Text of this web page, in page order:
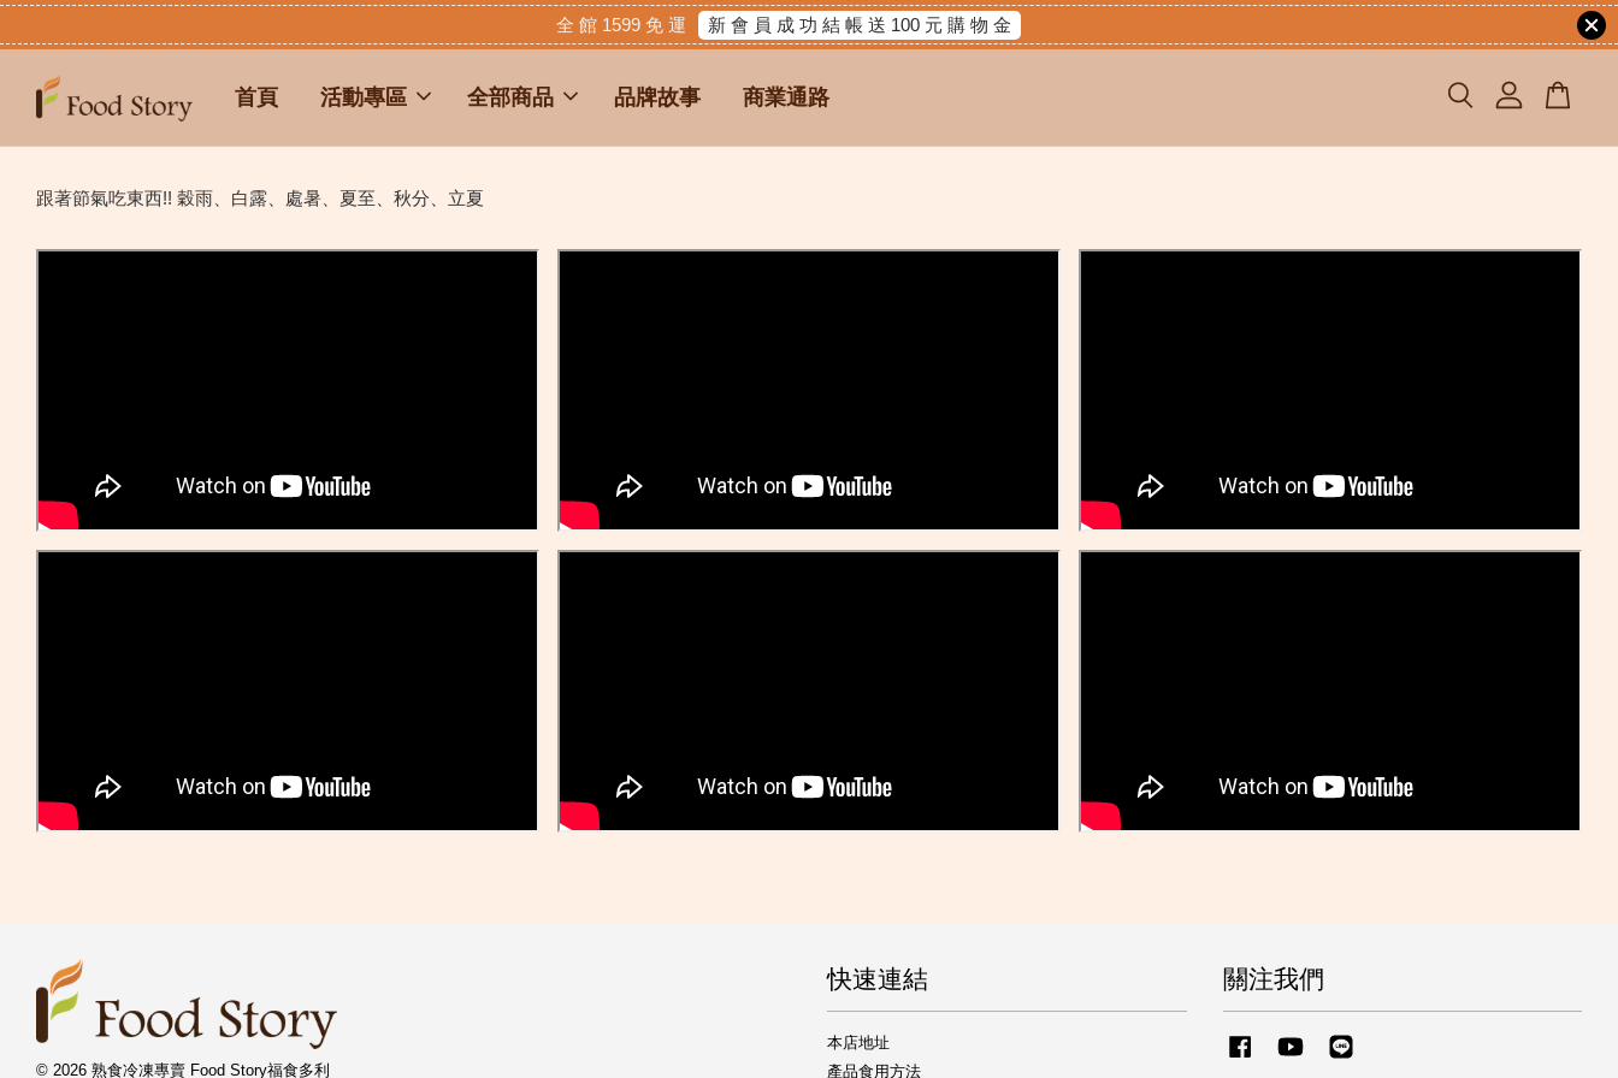
全 館 1599 免 運 新 會 員 成 功 結 帳 送 100 元 購 物 金
首頁 活動專區 全部商品 品牌故事 商業通路
跟著節氣吃東西!! 穀雨、白露、處暑、夏至、秋分、立夏
© 2026 熟食冷凍專賣 Food Story福食多利
快速連結
本店地址
產品食用方法
關注我們
FacebookYouTube